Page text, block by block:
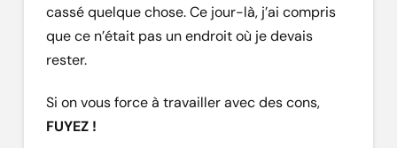
cassé quelque chose. Ce jour-là, j’ai compris
que ce n’était pas un endroit où je devais
rester.
Si on vous force à travailler avec des cons,
FUYEZ !